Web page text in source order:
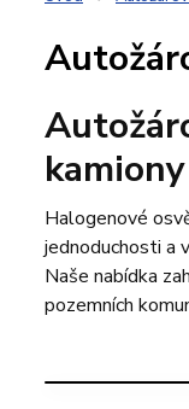
kamiony
Halogenové
jednoduchosti a
Naše nabídka
pozemních